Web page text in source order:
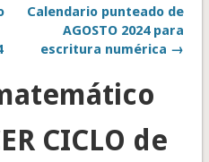
Calendario punteado de
AGOSTO 2024 para
escritura numérica →
CICLO de